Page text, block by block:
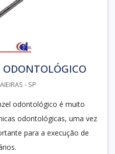
ODONTOLÓGICO
- SP
odontológico é muito
odontológicas, uma vez
para a execução de